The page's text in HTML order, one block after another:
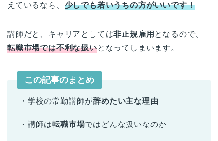
えているなら、 少しでも若いうちの方がいいです！
講師だと、キャリアとしては非正規雇用 となるので、
転職市場では不利な扱いとなってしまいます。
この記事のまとめ
・学校の常勤講師が辞めたい主な理由
・講師は転職市場ではどんな扱いなのか